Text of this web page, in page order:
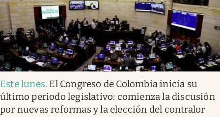
Este lunes. El Congreso de Colombia inicia su
último periodo legislativo: comienza la discusión
por nuevas reformas y la elección del contralor